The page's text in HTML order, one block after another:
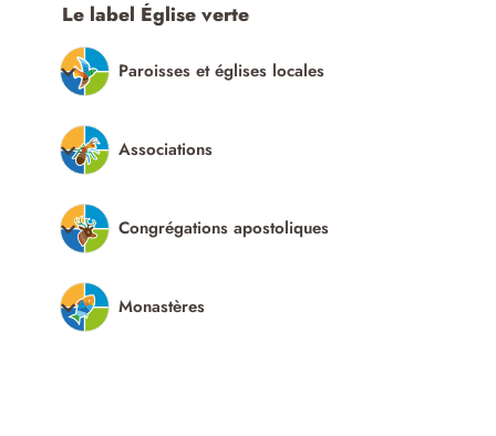
Le label Église verte
Paroisses et églises locales
Associations
Congrégations apostoliques
Monastères